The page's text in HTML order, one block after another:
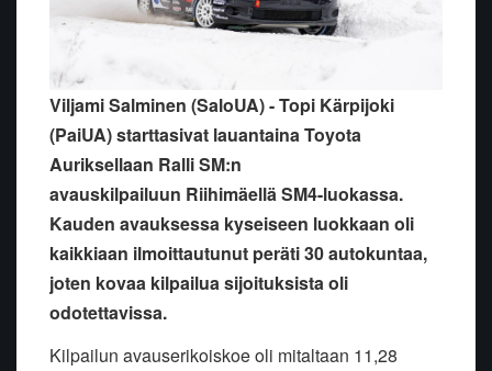
Viljami Salminen (SaloUA) - Topi Kärpijoki
(PaiUA) starttasivat lauantaina Toyota
Auriksellaan Ralli SM:n
avauskilpailuun Riihimäellä SM4-luokassa.
Kauden avauksessa kyseiseen luokkaan oli
kaikkiaan ilmoittautunut peräti 30 autokuntaa,
joten kovaa kilpailua sijoituksista oli
odotettavissa.
Kilpailun avauserikoiskoe oli mitaltaan 11,28